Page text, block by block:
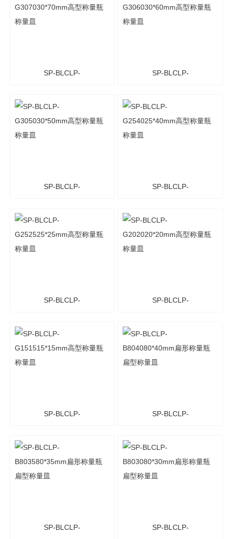
瓶 称量皿 瓶 称量皿
SP-BLCLP-
瓶 称量皿
SP-BLCLP-
瓶 称量皿
SP-BLCLP-
瓶 称量皿
SP-BLCLP-
瓶 称量皿
SP-BLCLP-
瓶 称量皿
SP-BLCLP-
瓶 称量皿
SP-BLCLP-
瓶 称量皿
SP-BLCLP-
瓶 扁型称量皿
SP-BLCLP- SP-BLCLP-